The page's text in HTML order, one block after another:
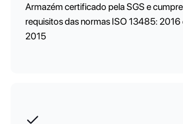
Armazém certificado pela SGS e
requisitos das normas ISO 13485:
2015